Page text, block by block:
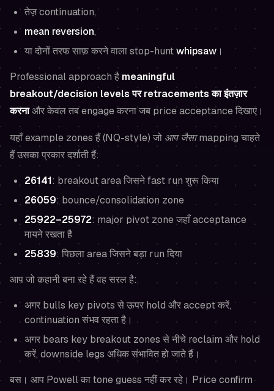
तेज़ continuation,
mean reversion,
या दोनों तरफ साफ़ करने वाला stop-huntwhipsaw ।
Professional approach है meaningful
breakout/decision levels पर retracements का इंतज़ार
करनाऔर केवल तब engage करना जब price acceptance दिखाए।
यहाँ example zones हैं (NQ-style) जो आप जैसाmapping चाहते
हैं उसका प्रकार दर्शाती हैं:
26141: breakout area जिसने fast run शुरू किया
26059: bounce/consolidation zone
25922–25972: major pivot zone जहाँ acceptance
मायने रखता है
25839: पिछला area जिसने बड़ा run दिया
आप जो कहानी बना रहे हैं वह सरल है:
अगर bulls key pivots से ऊपर hold और accept करें,
continuation संभव रहता है।
अगर bears key breakout zones से नीचे reclaim और hold
करें, downside legs अधिक संभावित हो जाते हैं।
बस। आप Powell का tone guess नहीं कर रहे। Price confirm